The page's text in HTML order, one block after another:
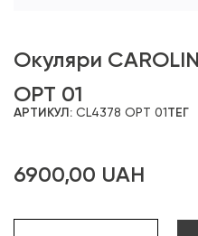
Окуляри
OPT 01
АРТИКУЛ: CL4378 OPT 01ТЕГ
6900,00 UAH